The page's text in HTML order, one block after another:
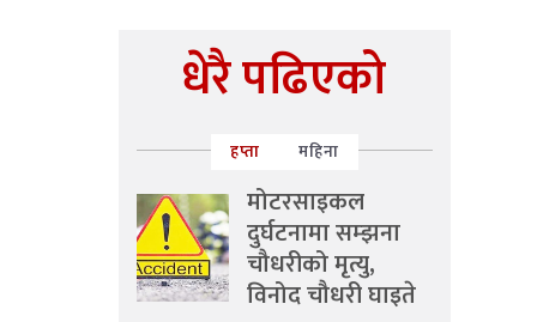
धेरै पढिएको
हप्ता महिना
मोटरसाइकल
दुर्घटनामा सम्झना
चौधरीको मृत्यु,
विनोद चौधरी घाइते